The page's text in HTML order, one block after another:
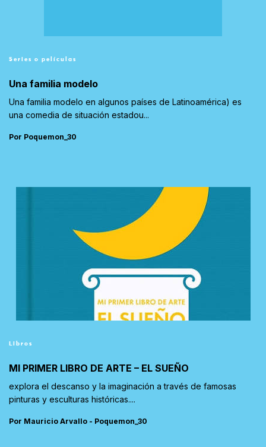
Series o películas
Una familia modelo
Una familia modelo en algunos países de Latinoamérica) es
una comedia de situación estadou...
Por Poquemon_30
Libros
MI PRIMER LIBRO DE ARTE – EL SUEÑO
explora el descanso y la imaginación a través de famosas
pinturas y esculturas históricas....
Por Mauricio Arvallo - Poquemon_30